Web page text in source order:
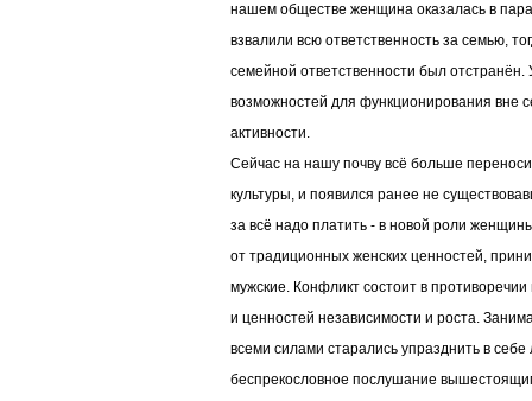
нашем обществе женщина оказалась в
взвалили всю ответственность за семью,
семейной ответственности был
возможностей для функционирования вне
активности.
Сейчас на нашу почву всё больше
культуры, и появился ранее не
за всё надо платить - в новой роли
от традиционных женских ценностей,
мужские. Конфликт состоит в
и ценностей независимости и роста.
всеми силами старались упразднить в
беспрекословное послушание